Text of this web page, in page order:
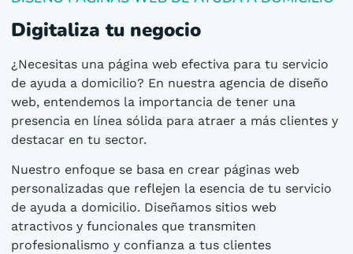
Digitaliza tu negocio
¿Necesitas una página web efectiva para tu servicio
de ayuda a domicilio? En nuestra agencia de diseño
web, entendemos la importancia de tener una
presencia en línea sólida para atraer a más clientes y
destacar en tu sector.
Nuestro enfoque se basa en crear páginas web
personalizadas que reflejen la esencia de tu servicio
de ayuda a domicilio. Diseñamos sitios web
atractivos y funcionales que transmiten
profesionalismo y confianza a tus clientes